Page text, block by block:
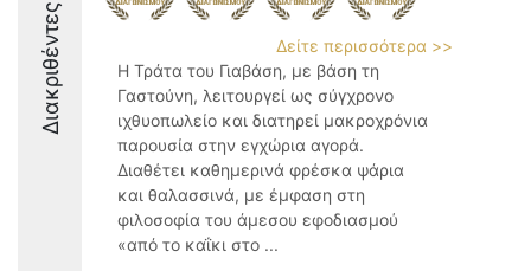
Διακριθέντες
Δείτε περισσότερα >>
Η Τράτα του Γιαβάση, με βάση τη
Γαστούνη, λειτουργεί ως σύγχρονο
ιχθυοπωλείο και διατηρεί μακροχρόνια
παρουσία στην εγχώρια αγορά.
Διαθέτει καθημερινά φρέσκα ψάρια
και θαλασσινά, με έμφαση στη
φιλοσοφία του άμεσου εφοδιασμού
«από το καΐκι στο ...